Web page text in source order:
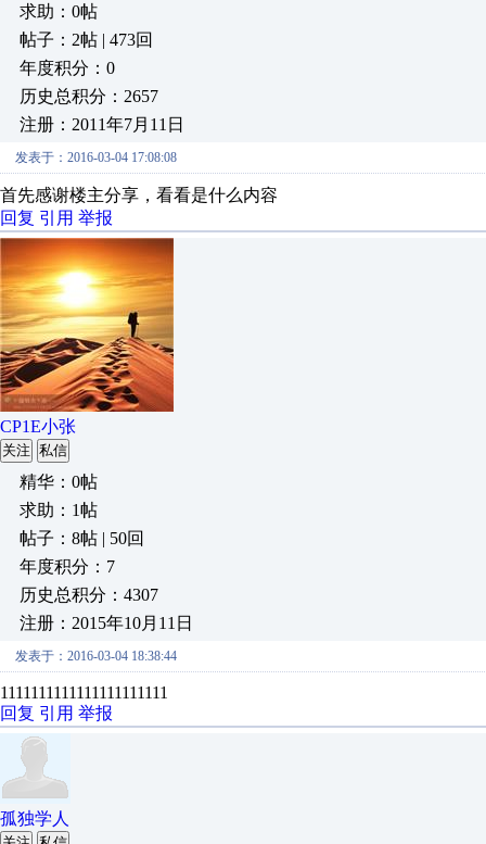
求助：0帖
帖子：2帖 | 473回
年度积分：0
历史总积分：2657
注册：2011年7月11日
发表于：2016-03-04 17:08:08
首先感谢楼主分享，看看是什么内容
回复 引用 举报
CP1E小张
关注 私信
精华：0帖
求助：1帖
帖子：8帖 | 50回
年度积分：7
历史总积分：4307
注册：2015年10月11日
发表于：2016-03-04 18:38:44
1111111111111111111111
回复 引用 举报
孤独学人